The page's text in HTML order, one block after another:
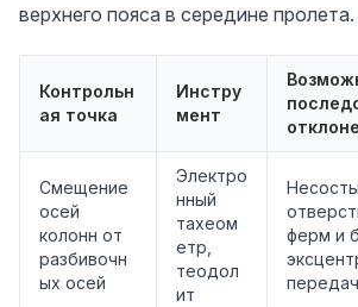
верхнего пояса в середине пролета.
Контрольн
ая точка
Инстру
мент
Смещение
осей
колонн от
разбивочн
ых осей
Электро
нный
тахеом
етр,
теодол
ит
ферм и